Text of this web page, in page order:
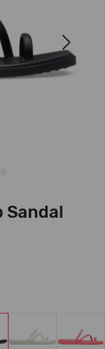
Next
Sandal